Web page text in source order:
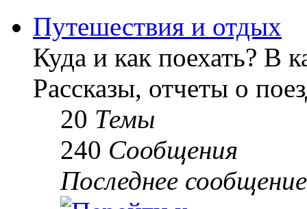
Путешествия и отдых
Куда и как поехать? В
Рассказы, отчеты о
20 Темы
240 Сообщения
Последнее сообщение